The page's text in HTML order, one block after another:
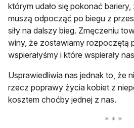
którym udało się pokonać
muszą odpocząć po biegu z
siły na dalszy bieg. Zmęczeniu
winy, że zostawiamy rozpoczętą
wspierałyśmy i które wspierały
Usprawiedliwia nas jednak to, że
rzecz poprawy życia kobiet z
kosztem choćby jednej z nas.